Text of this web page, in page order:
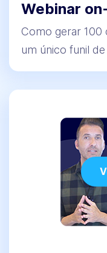
Webinar
Como gerar 100
um único funil